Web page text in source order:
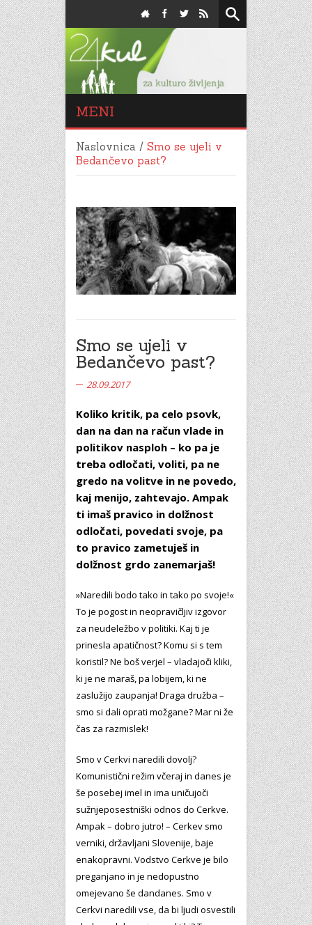
MENI
Naslovnica / Smo se ujeli v
Bedančevo past?
Smo se ujeli v
Bedančevo past?
28.09.2017
Koliko kritik, pa celo psovk,
dan na dan na račun vlade in
politikov nasploh – ko pa je
treba odločati, voliti, pa ne
gredo na volitve in ne povedo,
kaj menijo, zahtevajo. Ampak
ti imaš pravico in dolžnost
odločati, povedati svoje, pa
to pravico zametuješ in
dolžnost grdo zanemarjaš!
»Naredili bodo tako in tako po svoje!«
To je pogost in neopravičljiv izgovor
za neudeležbo v politiki. Kaj ti je
prinesla apatičnost? Komu si s tem
koristil? Ne boš verjel – vladajoči kliki,
ki je ne maraš, pa lobijem, ki ne
zaslužijo zaupanja! Draga družba –
smo si dali oprati možgane? Mar ni že
čas za razmislek!
Smo v Cerkvi naredili dovolj?
Komunistični režim včeraj in danes je
še posebej imel in ima uničujoči
sužnjeposestniški odnos do Cerkve.
Ampak – dobro jutro! – Cerkev smo
verniki, državljani Slovenije, baje
enakopravni. Vodstvo Cerkve je bilo
preganjano in je nedopustno
omejevano še dandanes. Smo v
Cerkvi naredili vse, da bi ljudi osvestili